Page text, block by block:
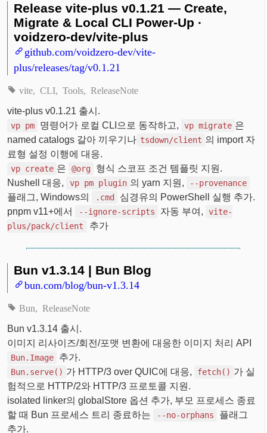
Release vite-plus v0.1.21 — Create,
Migrate & Local CLI Power-Up ·
voidzero-dev/vite-plus
github.com/voidzero-dev/vite-
plus/releases/tag/v0.1.21
vite CLI Tools ReleaseNote
vite-plus v0.1.21 출시.
vp pm 명령어가 로컬 CLI으로 동작하고, vp migrate 은
named catalogs 갈아 끼우기나 tsdown/client 의 import 자
료형 설정 이행에 대응.
vp create 은 @org
형식 스코프 조건 템플릿 지원.
Nushell 대응,
vp pm plugin 의 yarn 지원, --provenance
플래그, Windows의 .cmd
심경유의 PowerShell 실행 추가.
pnpm v11+에서
--ignore-scripts 자동 부여,
vite-
plus/pack/client
추가
Bun v1.3.14 | Bun Blog
bun.com/blog/bun-v1.3.14
Bun ReleaseNote
Bun v1.3.14 출시.
이미지 리사이즈/회전/포맷 변환에 대응한 이미지 처리 API
Bun.Image 추가.
Bun.serve() 가 HTTP/3 over QUIC에 대응, fetch() 가 실
험적으로 HTTP/2와 HTTP/3 프로토콜 지원.
isolated linker의 globalStore 옵션 추가, 부모 프로세스 종료
할 때 Bun 프로세스 트리 종료하는
--no-orphans
플래그
추가.